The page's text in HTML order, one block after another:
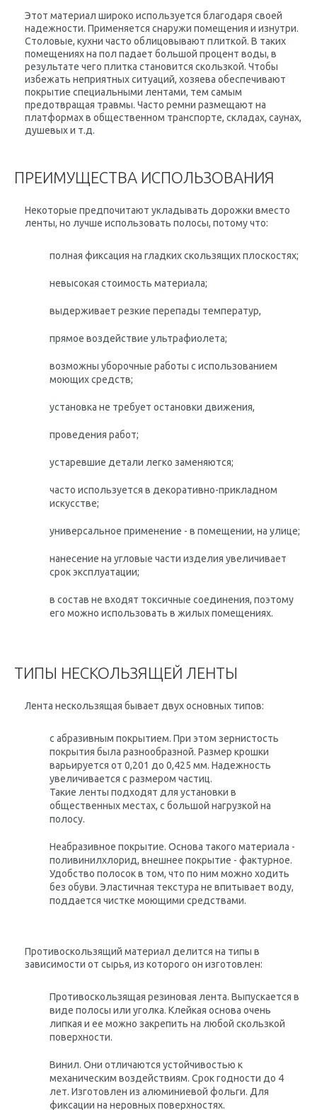
Этот материал широко используется благодаря своей
надежности. Применяется снаружи помещения и изнутри.
Столовые, кухни часто облицовывают плиткой. В таких
помещениях на пол падает большой процент воды, в
результате чего плитка становится скользкой. Чтобы
избежать неприятных ситуаций, хозяева обеспечивают
покрытие специальными лентами, тем самым
предотвращая травмы. Часто ремни размещают на
платформах в общественном транспорте, складах, саунах,
душевых и т.д.
ПРЕИМУЩЕСТВА ИСПОЛЬЗОВАНИЯ
Некоторые предпочитают укладывать дорожки вместо
ленты, но лучше использовать полосы, потому что:
полная фиксация на гладких скользящих плоскостях;
невысокая стоимость материала;
выдерживает резкие перепады температур,
прямое воздействие ультрафиолета;
возможны уборочные работы с использованием
моющих средств;
установка не требует остановки движения,
проведения работ;
устаревшие детали легко заменяются;
часто используется в декоративно-прикладном
искусстве;
универсальное применение - в помещении, на улице;
нанесение на угловые части изделия увеличивает
срок эксплуатации;
в состав не входят токсичные соединения, поэтому
его можно использовать в жилых помещениях.
ТИПЫ НЕСКОЛЬЗЯЩЕЙ ЛЕНТЫ
Лента нескользящая бывает двух основных типов:
с абразивным покрытием. При этом зернистость
покрытия была разнообразной. Размер крошки
варьируется от 0,201 до 0,425 мм. Надежность
увеличивается с размером частиц.
Такие ленты подходят для установки в
общественных местах, с большой нагрузкой на
полосу.
Неабразивное покрытие. Основа такого материала -
поливинилхлорид, внешнее покрытие - фактурное.
Удобство полосок в том, что по ним можно ходить
без обуви. Эластичная текстура не впитывает воду,
поддается чистке моющими средствами.
Противоскользящий материал делится на типы в
зависимости от сырья, из которого он изготовлен:
Противоскользящая резиновая лента. Выпускается в
виде полосы или уголка. Клейкая основа очень
липкая и ее можно закрепить на любой скользкой
поверхности.
Винил. Они отличаются устойчивостью к
механическим воздействиям. Срок годности до 4
лет. Изготовлен из алюминиевой фольги. Для
фиксации на неровных поверхностях.